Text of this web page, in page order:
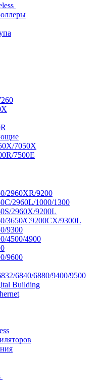
7050X
7500E
2960XR/9200
2960L/1000/1300
2960X/9200L
3650/C9200CX/9300L
9300
4500/4900
9600
6840/6880/9400/9500
Building